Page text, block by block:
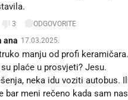
3 ODGOVORITE
ana 17.03.2025.
manju od profi
plaće u prosvjeti? Jesu.
neka idu voziti autobus.
bar meni rečeno kada sam